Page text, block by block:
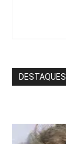
DESTAQUES